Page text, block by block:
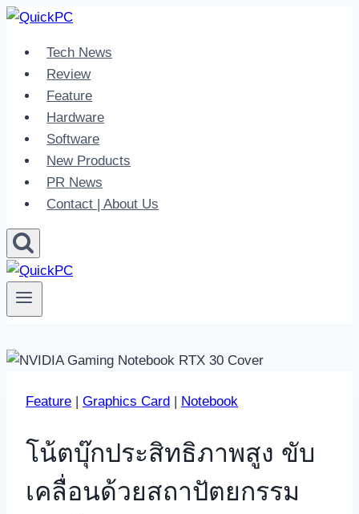
Skip
contentTech News
Review
Feature
Hardware
Software
New Products
PR News
Contact | About Us
Feature | Graphics Card | Notebook
โน้ตบุ๊กประสิทธิภาพสูง ขับ
เคลื่อนด้วยสถาปัตยกรรม